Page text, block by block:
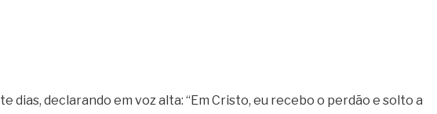
dias, declarando em voz alta: “Em Cristo, eu recebo o perdão e solto a